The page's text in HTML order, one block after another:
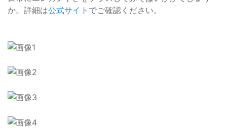
か。詳細は公式サイト でご確認ください。